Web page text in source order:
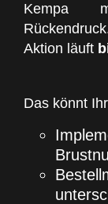
Kempa
Aktion läuft
Das könnt